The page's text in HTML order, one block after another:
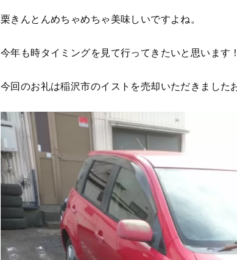
栗きんとんめちゃめちゃ美味しいですよね。
今年も時タイミングを見て行ってきたいと思います！
今回のお礼は稲沢市のイストを売却いただきました